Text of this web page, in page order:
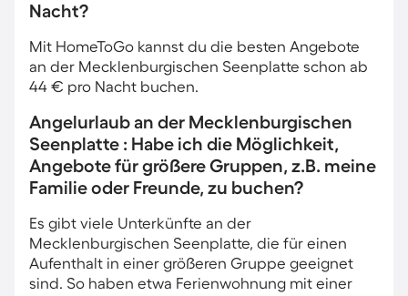
Nacht?
Mit HomeToGo kannst du die besten Angebote
an der Mecklenburgischen Seenplatte schon ab
44 € pro Nacht buchen.
Angelurlaub an der Mecklenburgischen
Seenplatte : Habe ich die Möglichkeit,
Angebote für größere Gruppen, z.B. meine
Familie oder Freunde, zu buchen?
Es gibt viele Unterkünfte an der
Mecklenburgischen Seenplatte, die für einen
Aufenthalt in einer größeren Gruppe geeignet
sind. So haben etwa Ferienwohnung mit einer